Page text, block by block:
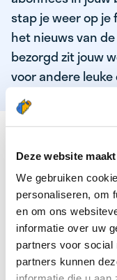
Deze website
We gebruiken
personaliseren, om
en om ons
informatie over uw
partners voor social
partners kunnen
stap je weer op
het nieuws van
bezorgd zit jouw
voor andere
DEZE
Je bent
Je houdt van
Je houdt vooral
Je wordt blij van